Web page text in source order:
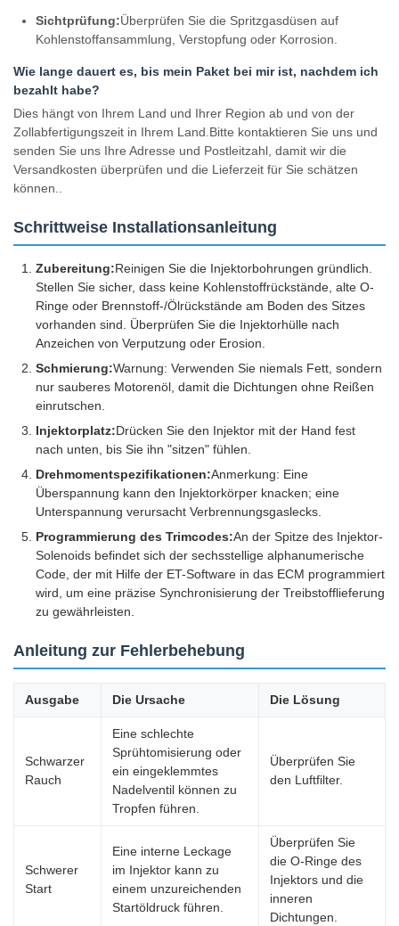
Sichtprüfung:Überprüfen Sie die Spritzgasdüsen auf
Kohlenstoffansammlung, Verstopfung oder Korrosion.
Wie lange dauert es, bis mein Paket bei mir ist, nachdem ich
bezahlt habe?
Dies hängt von Ihrem Land und Ihrer Region ab und von der
Zollabfertigungszeit in Ihrem Land.Bitte kontaktieren Sie uns und
senden Sie uns Ihre Adresse und Postleitzahl, damit wir die
Versandkosten überprüfen und die Lieferzeit für Sie schätzen
können..
Schrittweise Installationsanleitung
Zubereitung:Reinigen Sie die Injektorbohrungen gründlich.
Stellen Sie sicher, dass keine Kohlenstoffrückstände, alte O-
Ringe oder Brennstoff-/Ölrückstände am Boden des Sitzes
vorhanden sind. Überprüfen Sie die Injektorhülle nach
Anzeichen von Verputzung oder Erosion.
Schmierung:Warnung: Verwenden Sie niemals Fett, sondern
nur sauberes Motorenöl, damit die Dichtungen ohne Reißen
einrutschen.
Injektorplatz:Drücken Sie den Injektor mit der Hand fest
nach unten, bis Sie ihn "sitzen" fühlen.
Drehmomentspezifikationen:Anmerkung: Eine
Überspannung kann den Injektorkörper knacken; eine
Unterspannung verursacht Verbrennungsgaslecks.
Programmierung des Trimcodes:An der Spitze des Injektor-
Solenoids befindet sich der sechsstellige alphanumerische
Code, der mit Hilfe der ET-Software in das ECM programmiert
wird, um eine präzise Synchronisierung der Treibstofflieferung
zu gewährleisten.
Anleitung zur Fehlerbehebung
Ausgabe Die Ursache Die Lösung
Schwarzer
Rauch
Eine schlechte
Sprühtomisierung oder
ein eingeklemmtes
Nadelventil können zu
Tropfen führen.
Überprüfen Sie
den Luftfilter.
Schwerer
Start
Eine interne Leckage
im Injektor kann zu
einem unzureichenden
Startöldruck führen.
Überprüfen Sie
die O-Ringe des
Injektors und die
inneren
Dichtungen.